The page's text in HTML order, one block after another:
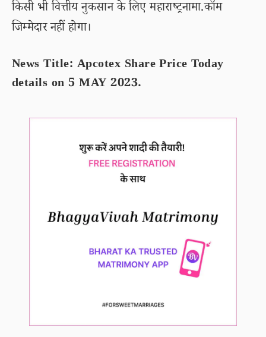
किसी भी वित्तीय नुकसान के लिए महाराष्ट्रनामा.कॉम
जिम्मेदार नहीं होगा।
News Title: Apcotex Share Price Today
details on 5 MAY 2023.